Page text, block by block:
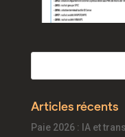
Articles récents
Paie 2026 : IA et